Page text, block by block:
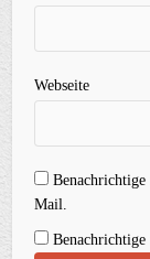
Webseite
Mail.